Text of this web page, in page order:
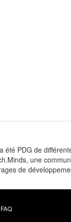
PDG de
une
de
FAQ